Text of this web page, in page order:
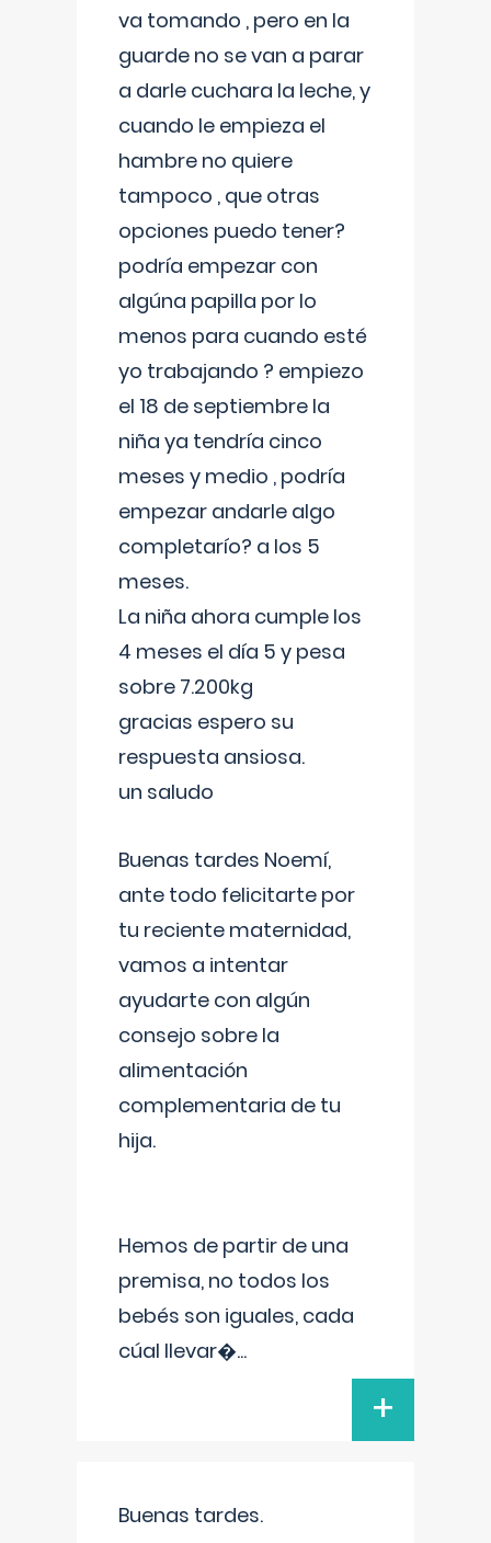
va tomando , pero en la
guarde no se van a parar
a darle cuchara la leche, y
cuando le empieza el
hambre no quiere
tampoco , que otras
opciones puedo tener?
podría empezar con
algúna papilla por lo
menos para cuando esté
yo trabajando ? empiezo
el 18 de septiembre la
niña ya tendría cinco
meses y medio , podría
empezar andarle algo
completarío? a los 5
meses.
La niña ahora cumple los
4 meses el día 5 y pesa
sobre 7.200kg
gracias espero su
respuesta ansiosa.
un saludo
Buenas tardes Noemí,
ante todo felicitarte por
tu reciente maternidad,
vamos a intentar
ayudarte con algún
consejo sobre la
alimentación
complementaria de tu
hija.
Hemos de partir de una
premisa, no todos los
bebés son iguales, cada
cúal llevar�...
+
Buenas tardes.